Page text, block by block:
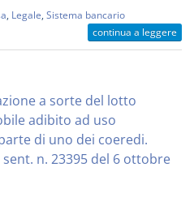
Legale Sistema bancario
continua a leggere
a sorte del lotto
adibito ad uso
di uno dei coeredi.
sent. n. 23395 del 6 ottobre